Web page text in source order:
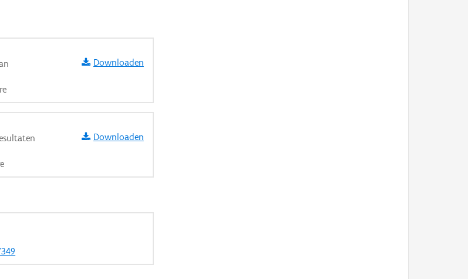
Downloaden
Downloaden